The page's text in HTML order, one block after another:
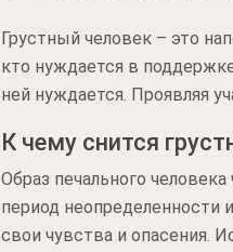
Грустный человек – это
кто нуждается в
ней нуждается. Проявляя
К чему снится
Образ печального
период неопределенности
свои чувства и опасения.